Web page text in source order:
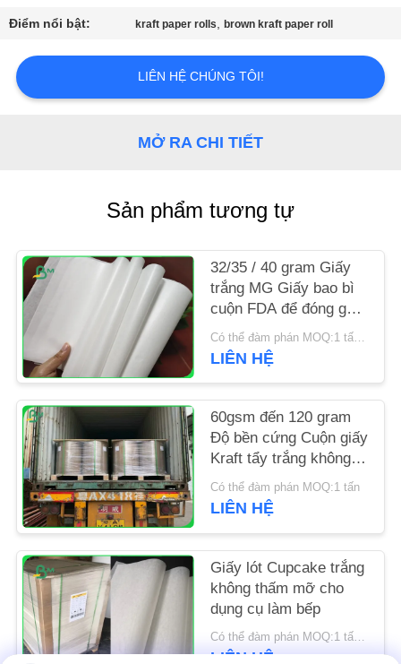
KIỂM
CHẤT
LƯỢNG
TÔI
TIN
TỨC
CÁC
TRƯỜNG
HỢP
SƠ
ĐỒ
TRANG
WEB
PRIVACY
Điểm nổi bật: kraft paper rolls,brown kraft paper roll
LIÊN HỆ CHÚNG TÔI!
MỞ RA CHI TIẾT
Sản phẩm tương tự
32/35 / 40 gram Giấy
trắng MG Giấy bao bì
cuộn FDA để đóng gói
chip
Có thể đàm phán MOQ:1 tấn cho kích thước đặc biệt
LIÊN HỆ
60gsm đến 120 gram
Độ bền cứng Cuộn giấy
Kraft tẩy trắng không
tráng cho túi hàng tạp
hóa
Có thể đàm phán MOQ:1 tấn
LIÊN HỆ
Giấy lót Cupcake trắng
không thấm mỡ cho
dụng cụ làm bếp
Có thể đàm phán MOQ:1 tấn cho kích thước phổ biến & 10 tấn cho kích thước đặc biệt
LIÊN HỆ